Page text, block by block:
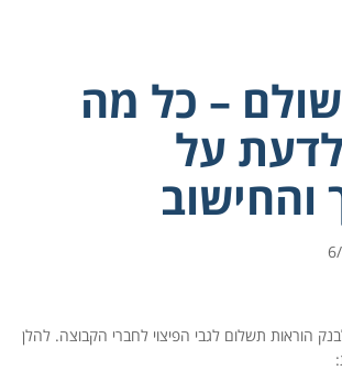
שולם – כל מה
על
והחישוב
הוראות תשלום לגבי הפיצוי לחברי הקבוצה. להלן